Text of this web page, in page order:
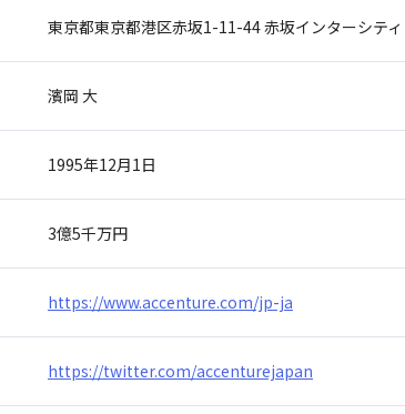
東京都東京都港区赤坂1-11-44赤坂インターシティ
濱岡 大
1995年12月1日
3億5千万円
https://www.accenture.com/jp-ja
https://twitter.com/accenturejapan